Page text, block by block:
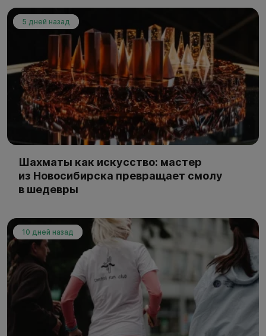
5 дней назад
Шахматы как искусство: мастер
из Новосибирска превращает смолу
в шедевры
10 дней назад